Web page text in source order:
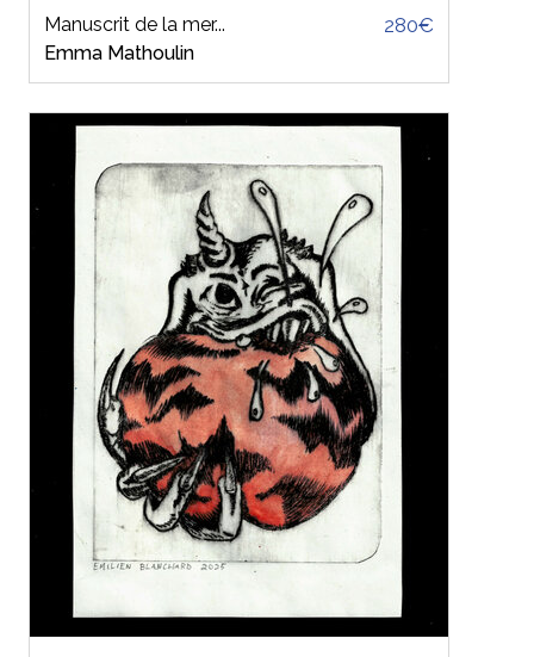
Manuscrit de la mer...
Emma Mathoulin
280€